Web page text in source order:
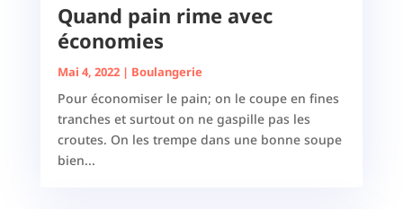
Quand pain rime avec
économies
Mai 4, 2022| Boulangerie
Pour économiser le pain; on le coupe en fines
tranches et surtout on ne gaspille pas les
croutes. On les trempe dans une bonne soupe
bien...